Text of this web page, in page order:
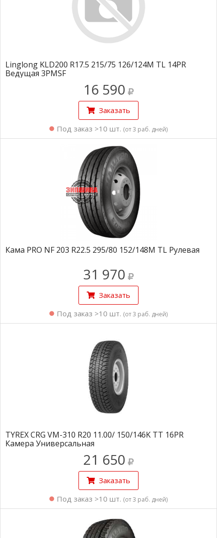
Linglong KLD200 R17.5 215/75 126/124M TL 14PR
Ведущая 3PMSF
16 590
Заказать
Под заказ >10 шт. (от 3 раб. дней)
Кама PRO NF 203 R22.5 295/80 152/148M TL Рулевая
31 970
Заказать
Под заказ >10 шт. (от 3 раб. дней)
TYREX CRG VM-310 R20 11.00/ 150/146K TT 16PR
Камера Универсальная
21 650
Заказать
Под заказ >10 шт. (от 3 раб. дней)